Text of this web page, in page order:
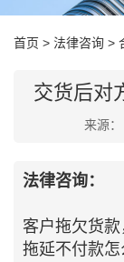
首页 > 法律咨询 >
交货后对
来源
法律咨询：
客户拖欠货
拖延不付款